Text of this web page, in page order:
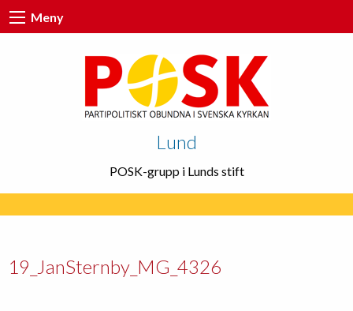
Meny
Lund
POSK-grupp i Lunds stift
19_JanSternby_MG_4326